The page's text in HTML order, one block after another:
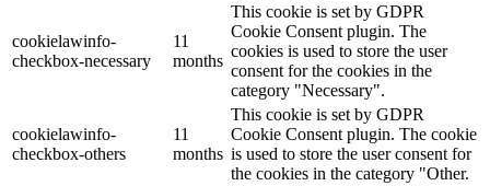
cookielawinfo-
checkbox-necessary
11
months
This cookie is set by GDPR
Cookie Consent plugin. The
cookies is used to store the user
consent for the cookies in the
category "Necessary".
cookielawinfo-
checkbox-others
11
months
This cookie is set by GDPR
Cookie Consent plugin. The cookie
is used to store the user consent for
the cookies in the category "Other.